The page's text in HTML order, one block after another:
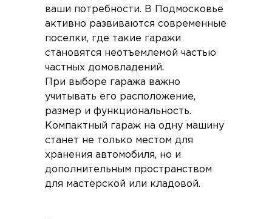
ваши потребности. В Подмосковье
активно развиваются современные
поселки, где такие гаражи
становятся неотъемлемой частью
частных домовладений.
При выборе гаража важно
учитывать его расположение,
размер и функциональность.
Компактный гараж на одну машину
станет не только местом для
хранения автомобиля, но и
дополнительным пространством
для мастерской или кладовой.